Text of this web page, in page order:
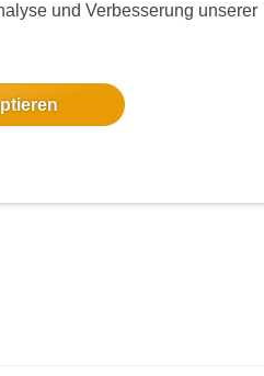
und Verbesserung unserer
sichtbar.